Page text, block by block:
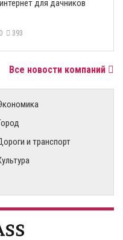
для дачников
393
Все новости компаний
и транспорт